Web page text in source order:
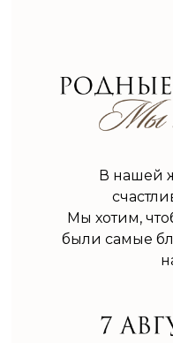
В нашей
Мы хотим,
были самые